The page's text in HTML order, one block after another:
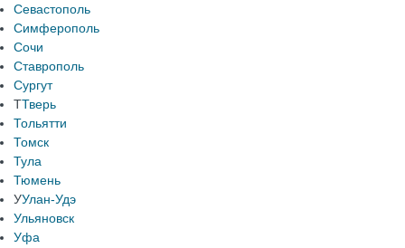
Севастополь
Симферополь
Сочи
Ставрополь
Сургут
ТТверь
Тольятти
Томск
Тула
Тюмень
УУлан-Удэ
Ульяновск
Уфа